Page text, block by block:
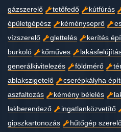
gázszerelő
tetőfedő kútfúrás
épületgépész
kéményseprő
vízszerelő
glettelés kerítés
burkoló
kőműves
generálkivitelezés
földmérő
ablakszigetelő
cserépkályha
aszfaltozás
kémény bélelés
lakberendező
ingatlanközvetítő
gipszkartonozás
hűtőgép